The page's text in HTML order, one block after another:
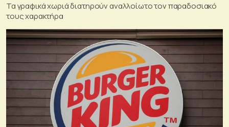
Τα γραφικά χωριά διατηρούν αναλλοίωτο τον παραδοσιακό
τους χαρακτήρα